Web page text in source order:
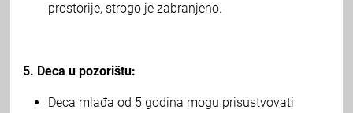
prostorije, strogo je zabranjeno.
5. Deca u pozorištu:
Deca mlađa od 5 godina mogu prisustvovati